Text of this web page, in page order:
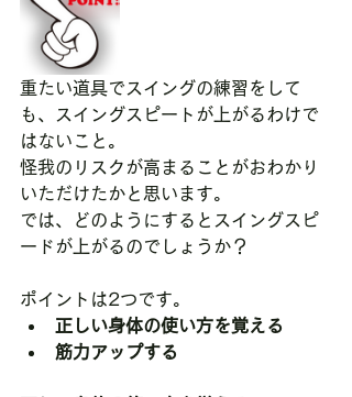
重たい道具でスイングの練習をして
も、スイングスピートが上がるわけで
はないこと。
怪我のリスクが高まることがおわかり
いただけたかと思います。
では、どのようにするとスイングスピ
ードが上がるのでしょうか？
ポイントは2つです。
正しい身体の使い方を覚える
筋力アップする